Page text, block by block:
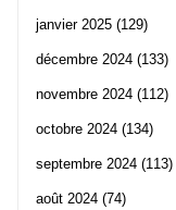
janvier 2025 (129)
décembre 2024 (133)
novembre 2024 (112)
octobre 2024 (134)
septembre 2024 (113)
août 2024 (74)